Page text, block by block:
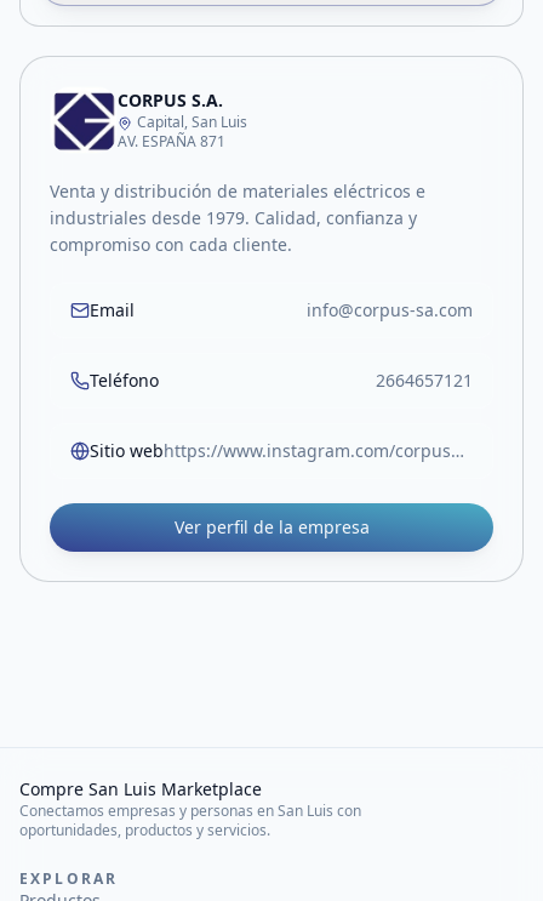
CORPUS S.A.
Capital, San Luis
AV. ESPAÑA 871
Venta y distribución de materiales eléctricos e
industriales desde 1979. Calidad, confianza y
compromiso con cada cliente.
Email info@corpus-sa.com
Teléfono 2664657121
Sitio web https://www.instagram.com/corpusmateriales/
Ver perfil de la empresa
Compre San Luis Marketplace
Conectamos empresas y personas en San Luis con
oportunidades, productos y servicios.
EXPLORAR